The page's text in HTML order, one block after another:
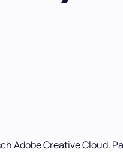
Adobe Creative Cloud.